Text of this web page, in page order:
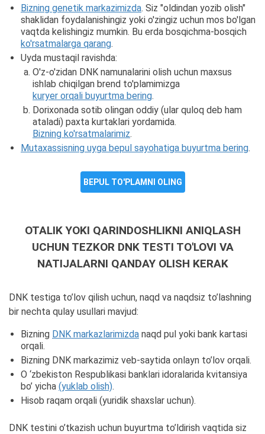
Bizning genetik markazimizda. Siz "oldindan yozib olish"
shaklidan foydalanishingiz yoki o'zingiz uchun mos bo'lgan
vaqtda kelishingiz mumkin. Bu erda bosqichma-bosqich
ko'rsatmalarga qarang.
Uyda mustaqil ravishda:
O'z-o'zidan DNK namunalarini olish uchun maxsus
ishlab chiqilgan brend to'plamimizga
kuryer orqali buyurtma bering.
Dorixonada sotib olingan oddiy (ular quloq deb ham
ataladi) paxta kurtaklari yordamida.
Bizning ko'rsatmalarimiz.
Mutaxassisning uyga bepul sayohatiga buyurtma bering.
BEPUL TO'PLAMNI OLING
OTALIK YOKI QARINDOSHLIKNI ANIQLASH
UCHUN TEZKOR DNK TESTI TO'LOVI VA
NATIJALARNI QANDAY OLISH KERAK
DNK testiga to’lov qilish uchun, naqd va naqdsiz to’lashning
bir nechta qulay usullari mavjud:
Bizning DNK markazlarimizda naqd pul yoki bank kartasi
orqali.
Bizning DNK markazimiz veb-saytida onlayn to’lov orqali.
O ‘zbekiston Respublikasi banklari idoralarida kvitansiya
bo’ yicha (yuklab olish).
Hisob raqam orqali (yuridik shaxslar uchun).
DNK testini o’tkazish uchun buyurtma to’ldirish vaqtida siz